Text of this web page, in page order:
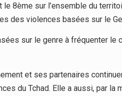
8ème sur l’ensemble du
des violences basées sur le
sur le genre à fréquenter le
et ses partenaires
du Tchad. Elle a aussi, par la